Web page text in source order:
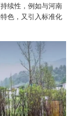
续性，例如与河南
色，又引入标准化